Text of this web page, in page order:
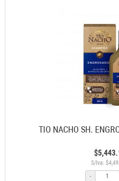
TIO NACHO SH.
S/Iva:
-